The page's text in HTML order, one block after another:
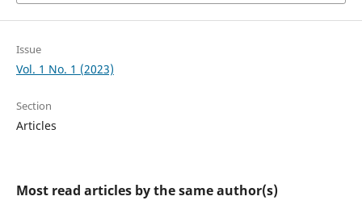
Issue
Vol. 1 No. 1 (2023)
Section
Articles
Most read articles by the same author(s)